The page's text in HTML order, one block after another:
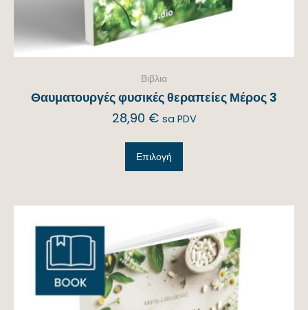
Βιβλια
Θαυματουργές φυσικές θεραπείες Μέρος 3
28,90 € sa PDV
Επιλογή